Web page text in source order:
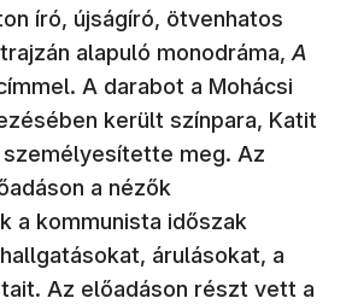
író, újságíró, ötvenhatos
alapuló monodráma,A
A darabot a Mohácsi
került színpara, Katit
személyesítette meg. Az
a nézők
a kommunista időszak
árulásokat, a
Az előadáson részt vett a